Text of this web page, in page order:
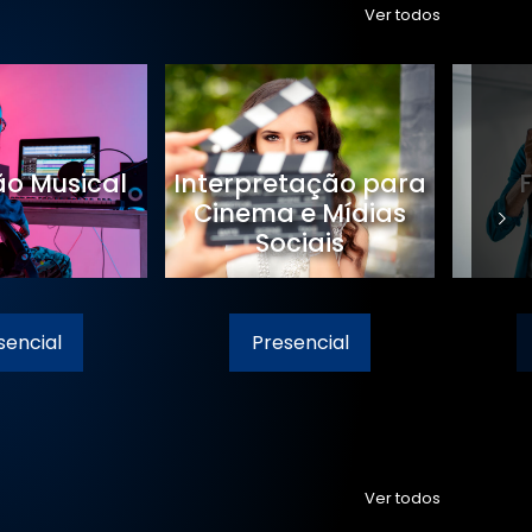
Ver todos
Musical
Interpretação para
Cinema e Mídias
Sociais
Presencial
Ver todos